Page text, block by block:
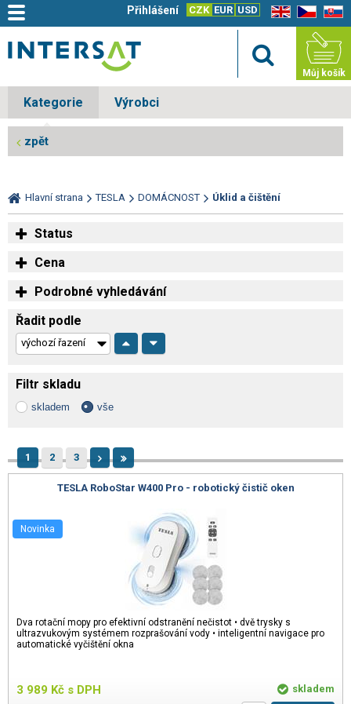
EN CZ SK
CZK EUR USD
Přihlášení
Můj košík
Kategorie Výrobci
zpět
Hlavní strana TESLA DOMÁCNOST Úklid a čištění
Status
Cena
Podrobné vyhledávání
Řadit podle
Filtr skladu
skladem vše
1 2 3
TESLA RoboStar W400 Pro - robotický čistič oken
Dva rotační mopy pro efektivní odstranění nečistot • dvě trysky s
ultrazvukovým systémem rozprašování vody • inteligentní navigace pro
automatické vyčištění okna
3 989 Kč s DPH
Novinka
skladem